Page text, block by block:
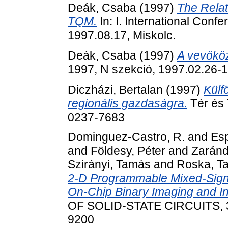
Deák, Csaba (1997) The
TQM. In: I. International
1997.08.17, Miskolc.
Deák, Csaba (1997)A
1997, N szekció, 1997.02.26-
Diczházi, Bertalan (1997)
regionális gazdaságra. Tér és
0237-7683
Dominguez-Castro, R. and
and Földesy, Péter and
Szirányi, Tamás and Roska,
2-D Programmable Mixed-
On-Chip Binary Imaging and
OF SOLID-STATE
9200